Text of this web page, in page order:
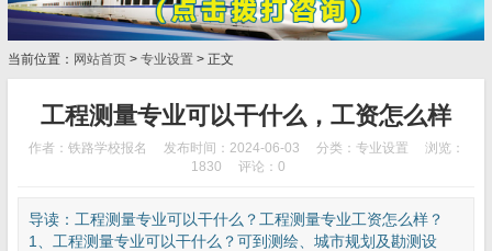
当前位置： 网站首页 > 专业设置 > 正文
工程测量专业可以干什么，工资怎么样
作者：铁路学校报名 发布时间：2024-06-03 分类： 专业设置
浏览：
1830
评论：0
导读：工程测量专业可以干什么？工程测量专业工资怎么样？
1、工程测量专业可以干什么？可到测绘、城市规划及勘测设